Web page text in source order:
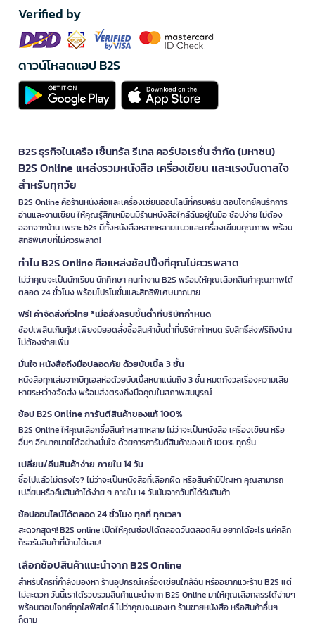
Verified by
ดาวน์โหลดแอป B2S
B2S ธุรกิจในเครือ เซ็นทรัล รีเทล คอร์ปอเรชั่น จำกัด (มหาชน)
B2S Online แหล่งรวมหนังสือ เครื่องเขียน และแรงบันดาลใจ
สำหรับทุกวัย
B2S Online คือร้านหนังสือและเครื่องเขียนออนไลน์ที่ครบครัน ตอบโจทย์คนรักการ
อ่านและงานเขียน ให้คุณรู้สึกเหมือนมีร้านหนังสือใกล้ฉันอยู่ในมือ ช้อปง่าย ไม่ต้อง
ออกจากบ้าน เพราะ b2s มีทั้งหนังสือหลากหลายแนวและเครื่องเขียนคุณภาพ พร้อม
สิทธิพิเศษที่ไม่ควรพลาด!
ทำไม B2S Online คือแหล่งช้อปปิ้งที่คุณไม่ควรพลาด
ไม่ว่าคุณจะเป็นนักเรียน นักศึกษา คนทำงาน B2S พร้อมให้คุณเลือกสินค้าคุณภาพได้
ตลอด 24 ชั่วโมง พร้อมโปรโมชั่นและสิทธิพิเศษมากมาย
ฟรี! ค่าจัดส่งทั่วไทย *เมื่อสั่งครบขั้นต่ำที่บริษัทกำหนด
ช้อปเพลินเกินคุ้ม! เพียงมียอดสั่งซื้อสินค้าขั้นต่ำที่บริษัทกำหนด รับสิทธิ์ส่งฟรีถึงบ้าน
ไม่ต้องจ่ายเพิ่ม
มั่นใจ หนังสือถึงมือปลอดภัย ด้วยบับเบิ้ล 3 ชั้น
หนังสือทุกเล่มจากบีทูเอสห่อด้วยบับเบิ้ลหนาแน่นถึง 3 ชั้น หมดกังวลเรื่องความเสีย
หายระหว่างจัดส่ง พร้อมส่งตรงถึงมือคุณในสภาพสมบูรณ์
ช้อป B2S Online การันตีสินค้าของแท้ 100%
B2S Online ให้คุณเลือกซื้อสินค้าหลากหลาย ไม่ว่าจะเป็นหนังสือ เครื่องเขียน หรือ
อื่นๆ อีกมากมายได้อย่างมั่นใจ ด้วยการการันตีสินค้าของแท้ 100% ทุกชิ้น
เปลี่ยน/คืนสินค้าง่าย ภายใน 14 วัน
ซื้อไปแล้วไม่ตรงใจ? ไม่ว่าจะเป็นหนังสือที่เลือกผิด หรือสินค้ามีปัญหา คุณสามารถ
เปลี่ยนหรือคืนสินค้าได้ง่าย ๆ ภายใน 14 วันนับจากวันที่ได้รับสินค้า
ช้อปออนไลน์ได้ตลอด 24 ชั่วโมง ทุกที่ ทุกเวลา
สะดวกสุดๆ! B2S online เปิดให้คุณช้อปได้ตลอดวันตลอดคืน อยากได้อะไร แค่คลิก
ก็รอรับสินค้าที่บ้านได้เลย!
เลือกช้อปสินค้าแนะนำจาก B2S Online
สำหรับใครที่กำลังมองหา ร้านอุปกรณ์เครื่องเขียนใกล้ฉัน หรืออยากแวะร้าน B2S แต่
ไม่สะดวก วันนี้เราได้รวบรวมสินค้าแนะนำจาก B2S Online มาให้คุณเลือกสรรได้ง่ายๆ
พร้อมตอบโจทย์ทุกไลฟ์สไตล์ ไม่ว่าคุณจะมองหา ร้านขายหนังสือ หรือสินค้าอื่นๆ
ก็ตาม